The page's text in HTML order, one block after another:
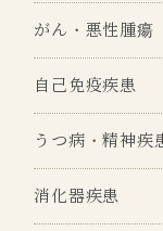
がん・悪性腫瘍
自己免疫疾患
うつ病・精神疾
消化器疾患